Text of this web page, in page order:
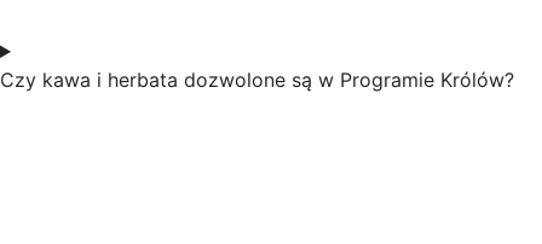
Czy kawa i herbata dozwolone są w Programie Królów?